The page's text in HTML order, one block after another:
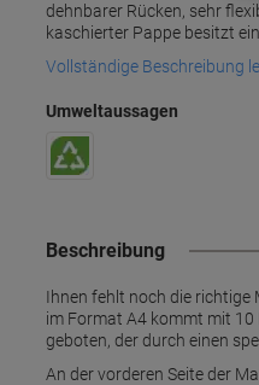
dehnbarer Rücken, sehr
kaschierter Pappe besitzt
Vollständige Beschreibung
Umweltaussagen
Beschreibung
Ihnen fehlt noch die richtige
im Format A4 kommt mit 10
geboten, der durch einen
An der vorderen Seite der